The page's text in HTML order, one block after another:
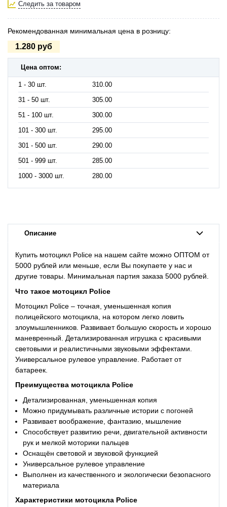
Следить за товаром
Рекомендованная минимальная цена в розницу:
1.280 руб
Цена оптом:
1 - 30 шт.
310.00
31 - 50 шт.
305.00
51 - 100 шт.
300.00
101 - 300 шт.
295.00
301 - 500 шт.
290.00
501 - 999 шт.
285.00
1000 - 3000 шт.
280.00
Описание
Купить мотоцикл Police на нашем сайте можно ОПТОМ от
5000 рублей или меньше, если Вы покупаете у нас и
другие товары. Минимальная партия заказа 5000 рублей.
Что такое мотоцикл Police
Мотоцикл Police – точная, уменьшенная копия
полицейского мотоцикла, на котором легко ловить
злоумышленников. Развивает большую скорость и хорошо
маневренный. Детализированная игрушка с красивыми
световыми и реалистичными звуковыми эффектами.
Универсальное рулевое управление. Работает от
батареек.
Преимущества мотоцикла Police
Детализированная, уменьшенная копия
Можно придумывать различные истории с погоней
Развивает воображение, фантазию, мышление
Способствует развитию речи, двигательной активности
рук и мелкой моторики пальцев
Оснащён световой и звуковой функцией
Универсальное рулевое управление
Выполнен из качественного и экологически безопасного
материала
Характеристики мотоцикла Police